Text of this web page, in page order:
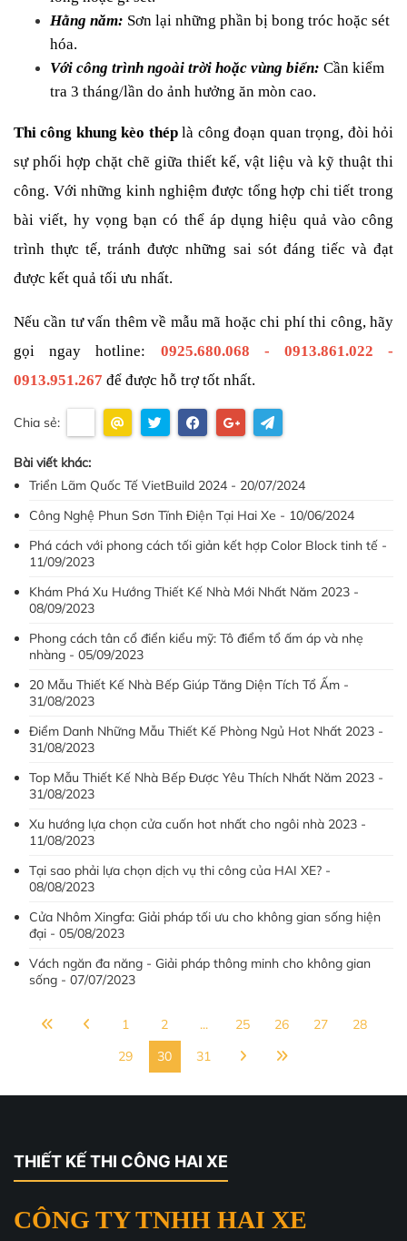
Hằng năm: Sơn lại những phần bị bong tróc hoặc sét
hóa.
Với công trình ngoài trời hoặc vùng biển: Cần kiểm
tra 3 tháng/lần do ảnh hưởng ăn mòn cao.
Thi công khung kèo thép là công đoạn quan trọng, đòi hỏi
sự phối hợp chặt chẽ giữa thiết kế, vật liệu và kỹ thuật thi
công. Với những kinh nghiệm được tổng hợp chi tiết trong
bài viết, hy vọng bạn có thể áp dụng hiệu quả vào công
trình thực tế, tránh được những sai sót đáng tiếc và đạt
được kết quả tối ưu nhất.
Nếu cần tư vấn thêm về mẫu mã hoặc chi phí thi công, hãy
gọi ngay hotline: 0925.680.068 - 0913.861.022 -
0913.951.267 để được hỗ trợ tốt nhất.
Chia sẻ:
Bài viết khác:
Triển Lãm Quốc Tế VietBuild 2024 - 20/07/2024
Công Nghệ Phun Sơn Tĩnh Điện Tại Hai Xe - 10/06/2024
Phá cách với phong cách tối giản kết hợp Color Block tinh tế -
11/09/2023
Khám Phá Xu Hướng Thiết Kế Nhà Mới Nhất Năm 2023 -
08/09/2023
Phong cách tân cổ điển kiểu mỹ: Tô điểm tổ ấm áp và nhẹ
nhàng - 05/09/2023
20 Mẫu Thiết Kế Nhà Bếp Giúp Tăng Diện Tích Tổ Ấm -
31/08/2023
Điểm Danh Những Mẫu Thiết Kế Phòng Ngủ Hot Nhất 2023 -
31/08/2023
Top Mẫu Thiết Kế Nhà Bếp Được Yêu Thích Nhất Năm 2023 -
31/08/2023
Xu hướng lựa chọn cửa cuốn hot nhất cho ngôi nhà 2023 -
11/08/2023
Tại sao phải lựa chọn dịch vụ thi công của HAI XE? -
08/08/2023
Cửa Nhôm Xingfa: Giải pháp tối ưu cho không gian sống hiện
đại - 05/08/2023
Vách ngăn đa năng - Giải pháp thông minh cho không gian
sống - 07/07/2023
1 2 ... 25 26 27
28
29
30 31
THIẾT KẾ THI CÔNG HAI XE
CÔNG TY TNHH HAI XE